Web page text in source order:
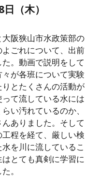
日（木）
阪狭山市水政策部の
ごれについて、出前
。動画で説明をして
が各班について実験
とたくさんの活動が
て流している水には
い汚れているのか、
ありました。そして
程を経て、厳しい検
を川に流しているこ
とても真剣に学習に
。